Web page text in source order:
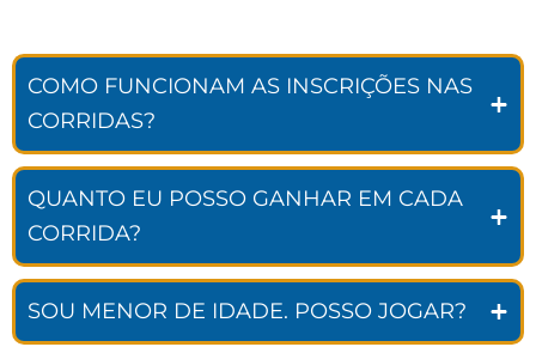
COMO FUNCIONAM AS INSCRIÇÕES NAS
CORRIDAS?
QUANTO EU POSSO GANHAR EM CADA
CORRIDA?
SOU MENOR DE IDADE. POSSO JOGAR?